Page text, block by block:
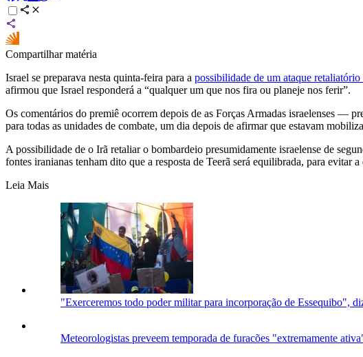
Compartilhar matéria
Israel se preparava nesta quinta-feira para a possibilidade de um ataque
afirmou que Israel responderá a “qualquer um que nos fira ou planeje nos ferir”.
Os comentários do premiê ocorrem depois de as Forças Armadas israelenses —
para todas as unidades de combate, um dia depois de afirmar que estavam
A possibilidade de o Irã retaliar o bombardeio presumidamente israelense de
fontes iranianas tenham dito que a resposta de Teerã será equilibrada, para evitar
Leia Mais
"Exerceremos todo poder militar para incorporação de Essequibo",
Meteorologistas preveem temporada de furacões "extremamente